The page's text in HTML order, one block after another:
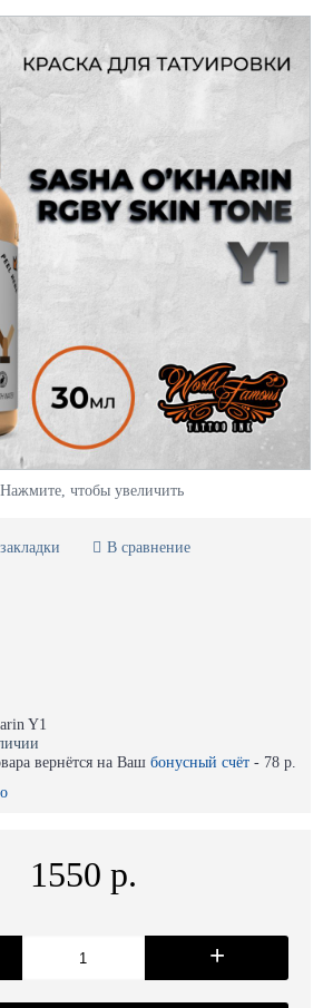
Нажмите, чтобы увеличить
В сравнение
Y1
вернётся на Ваш бонусный счёт - 78 р.
1550 р.
+